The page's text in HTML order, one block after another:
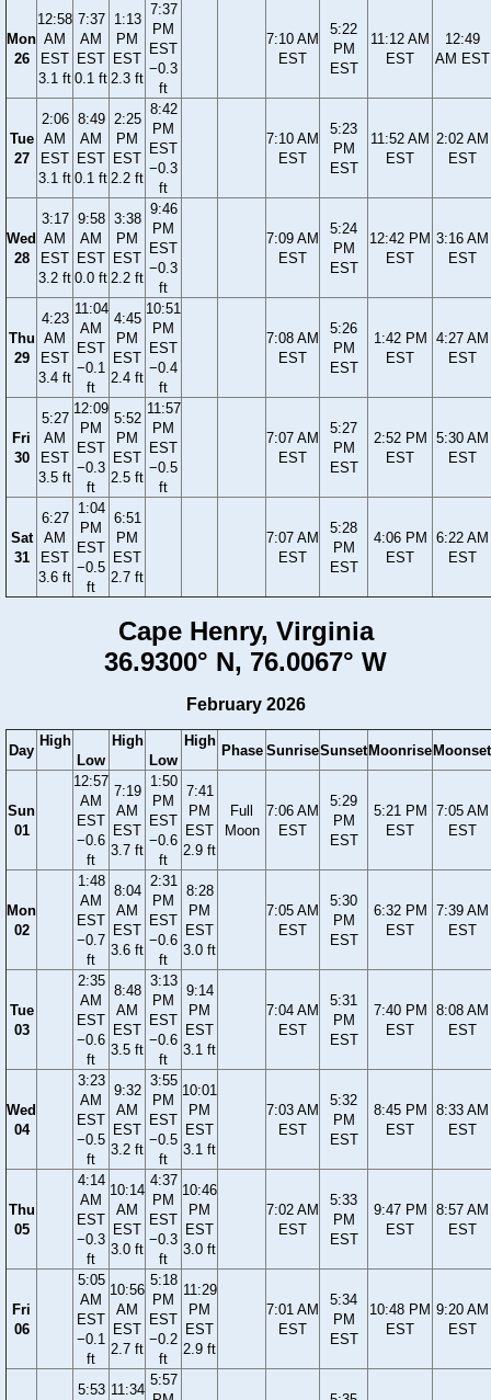
Mon
26
12:58
AM
EST
3.1 ft
7:37
AM
EST
0.1 ft
1:13
PM
EST
2.3 ft
7:37
PM
EST
−0.3
ft
7:10 AM
EST
5:22
PM
EST
11:12 AM
EST
12:49
AM EST
Tue
27
2:06
AM
EST
3.1 ft
8:49
AM
EST
0.1 ft
2:25
PM
EST
2.2 ft
8:42
PM
EST
−0.3
ft
7:10 AM
EST
5:23
PM
EST
11:52 AM
EST
2:02 AM
EST
Wed
28
3:17
AM
EST
3.2 ft
9:58
AM
EST
0.0 ft
3:38
PM
EST
2.2 ft
9:46
PM
EST
−0.3
ft
7:09 AM
EST
5:24
PM
EST
12:42 PM
EST
3:16 AM
EST
Thu
29
4:23
AM
EST
3.4 ft
11:04
AM
EST
−0.1
ft
4:45
PM
EST
2.4 ft
10:51
PM
EST
−0.4
ft
7:08 AM
EST
5:26
PM
EST
1:42 PM
EST
4:27 AM
EST
Fri
30
5:27
AM
EST
3.5 ft
12:09
PM
EST
−0.3
ft
5:52
PM
EST
2.5 ft
11:57
PM
EST
−0.5
ft
7:07 AM
EST
5:27
PM
EST
2:52 PM
EST
5:30 AM
EST
Sat
31
6:27
AM
EST
3.6 ft
1:04
PM
EST
−0.5
ft
6:51
PM
EST
2.7 ft
7:07 AM
EST
5:28
PM
EST
4:06 PM
EST
6:22 AM
EST
Cape Henry, Virginia
36.9300° N, 76.0067° W
February 2026
Day
High
Low
High
Low
High
Phase SunriseSunset Moonrise Moonset
Sun
01
12:57
AM
EST
−0.6
ft
7:19
AM
EST
3.7 ft
1:50
PM
EST
−0.6
ft
7:41
PM
EST
2.9 ft
Full
Moon
7:06 AM
EST
5:29
PM
EST
5:21 PM
EST
7:05 AM
EST
Mon
02
1:48
AM
EST
−0.7
ft
8:04
AM
EST
3.6 ft
2:31
PM
EST
−0.6
ft
8:28
PM
EST
3.0 ft
7:05 AM
EST
5:30
PM
EST
6:32 PM
EST
7:39 AM
EST
Tue
03
2:35
AM
EST
−0.6
ft
8:48
AM
EST
3.5 ft
3:13
PM
EST
−0.6
ft
9:14
PM
EST
3.1 ft
7:04 AM
EST
5:31
PM
EST
7:40 PM
EST
8:08 AM
EST
Wed
04
3:23
AM
EST
−0.5
ft
9:32
AM
EST
3.2 ft
3:55
PM
EST
−0.5
ft
10:01
PM
EST
3.1 ft
7:03 AM
EST
5:32
PM
EST
8:45 PM
EST
8:33 AM
EST
Thu
05
4:14
AM
EST
−0.3
ft
10:14
AM
EST
3.0 ft
4:37
PM
EST
−0.3
ft
10:46
PM
EST
3.0 ft
7:02 AM
EST
5:33
PM
EST
9:47 PM
EST
8:57 AM
EST
Fri
06
5:05
AM
EST
−0.1
ft
10:56
AM
EST
2.7 ft
5:18
PM
EST
−0.2
ft
11:29
PM
EST
2.9 ft
7:01 AM
EST
5:34
PM
EST
10:48 PM
EST
9:20 AM
EST
5:53 11:34
5:57